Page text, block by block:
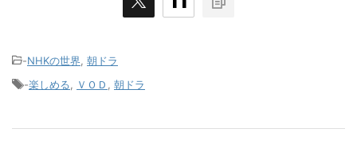
-NHKの世界, 朝ドラ
-楽しめる, ＶＯＤ , 朝ドラ